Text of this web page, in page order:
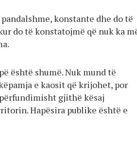
konstante dhe do të
do të konstatojmë që nuk ka
është shumë. Nuk mund të
e kaosit që krijohet, por
gjithë kësaj
Hapësira publike është e